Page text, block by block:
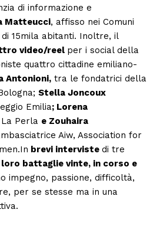
di informazione e
Matteucci, affisso nei Comuni
15mila abitanti. Inoltre, il
video/reel per i social della
quattro cittadine emiliano-
Antonioni, tra le fondatrici della
Stella Joncoux
Emilia; Lorena
Perla e Zouhaira
Aiw, Association for
brevi interviste di tre
battaglie vinte, in corso e
impegno, passione, difficoltà,
per se stesse ma in una